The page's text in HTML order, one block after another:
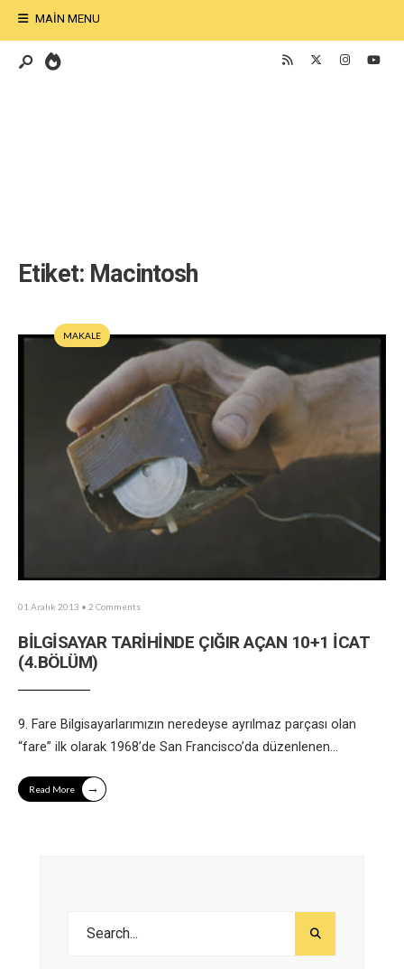
MAIN MENU
Etiket: Macintosh
MAKALE
01 Aralık 2013 • 2 Comments
BİLGİSAYAR TARİHİNDE ÇIĞIR AÇAN 10+1 İCAT
(4.BÖLÜM)
9. Fare Bilgisayarlarımızın neredeyse ayrılmaz parçası olan
“fare” ilk olarak 1968’de San Francisco’da düzenlenen...
Read More →